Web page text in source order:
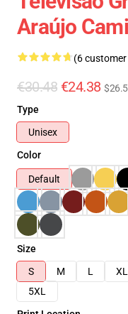
Araújo
(6
€30.48 €24.38
Type
Unisex
Color
Default
Size
S
M L XL
5XL